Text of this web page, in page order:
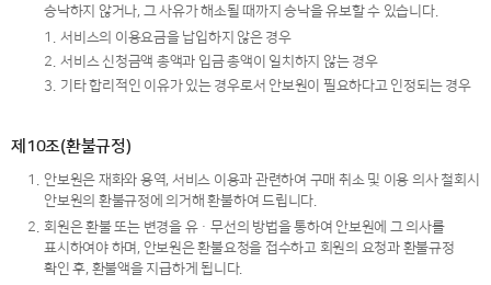
승낙하지 않거나, 그 사유가 해소될 때까지 승낙을 유보할 수 있습니다.
1.
서비스의 이용요금을 납입하지 않은 경우
2. 서비스 신청금액 총액과 입금 총액이 일치하지 않는 경우
3.
기타 합리적인 이유가 있는 경우로서 안보원이 필요하다고 인정되는 경우
제10조(환불규정)
1.
안보원은 재화와 용역, 서비스 이용과 관련하여 구매 취소 및 이용 의사 철회시
안보원의 환불규정에 의거해 환불하여 드립니다.
2. 회원은 환불 또는 변경을 유ㆍ무선의 방법을 통하여 안보원에 그 의사를
표시하여야 하며, 안보원은 환불요청을 접수하고 회원의 요청과 환불규정
확인 후, 환불액을 지급하게 됩니다.